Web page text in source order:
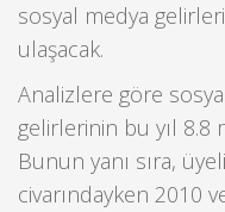
sosyal medya
ulaşacak.
Analizlere göre
gelirlerinin bu yıl 8.8
Bunun yanı sıra,
civarındayken 2010